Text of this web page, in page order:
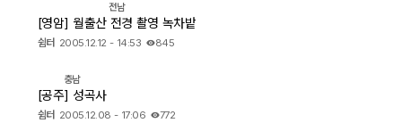
출사 포인트
전남
[영암] 월출산 전경 촬영 녹차밭
쉼터 2005.12.12 - 14:53 845
충남
[공주] 성곡사
쉼터 2005.12.08 - 17:06 772